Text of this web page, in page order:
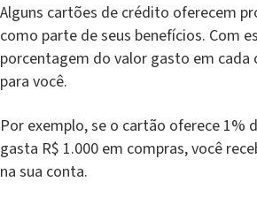
Alguns cartões de crédito oferecem
como parte de seus benefícios. Com
porcentagem do valor gasto em cada
para você.
Por exemplo, se o cartão oferece 1%
gasta R$ 1.000 em compras, você
na sua conta.